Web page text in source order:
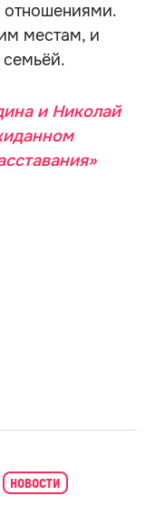
отношениями.
местам, и
и Николай
новости